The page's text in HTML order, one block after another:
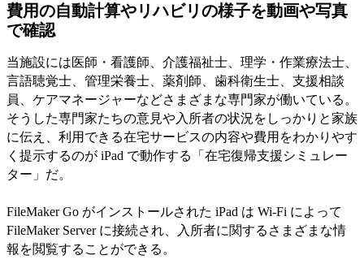
費用の自動計算やリハビリの様子を動画や写真
で確認
当施設には医師・看護師、介護福祉士、理学・作業療法士、
言語聴覚士、管理栄養士、薬剤師、歯科衛生士、支援相談
員、ケアマネージャーなどさまざまな専門家が働いている。
そうした専門家たちの意見や入所者の状況をしっかりと家族
に伝え、利用できる在宅サービスの内容や費用をわかりやす
く提示するのが iPad で動作する「在宅復帰支援シミュレー
ター」だ。
FileMaker Go がインストールされた iPad は Wi-Fi によって
FileMaker Server に接続され、入所者に関するさまざまな情
報を閲覧することができる。